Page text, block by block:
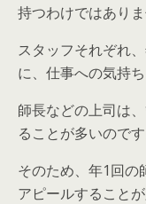
持つわけではありま
スタッフそれぞれ
に、仕事への気持
師長などの上司は
ることが多いのです
そのため、年1回の
アピールすること